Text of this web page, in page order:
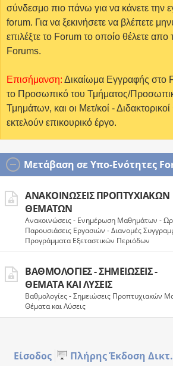
σύνδεσμο πιο πάνω για να κάνετε την
forum. Για να ξεκινήσετε να βλέπετε
επιλέξτε το Forum το οποίο θέλετε απο
Forums.
Επισήμανση: Δικαίωμα Εγγραφής στο
το Προσωπικό του Τμήματος/
Τμημάτων, και οι Μετ/κοί -
εκτελούν επικουρικό έργο.
Μετάβαση σε Υπο-Ενότητες
ΑΝΑΚΟΙΝΏΣΕΙΣ ΠΡΟΠΤΥΧΙΑΚΏΝ
ΘΕΜΆΤΩΝ
Ανακοινώσεις - Ενημέρωση Μαθημάτων -
Παρουσιάσεις Εργασιών - Διανομές
Προγράμματα Εξεταστικών Περιόδων
ΒΑΘΜΟΛΟΓΊΕΣ - ΣΗΜΕΙΏΣΕΙΣ -
ΘΈΜΑΤΑ ΚΑΙ ΛΎΣΕΙΣ
Βαθμολογίες - Σημειώσεις Προπτυχιακών
Θέματα και Λύσεις
Είσοδος Πλήρης Έκδοση